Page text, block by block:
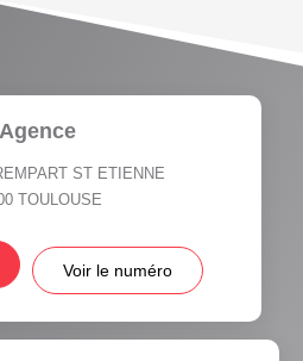
PART DES MÉNAGES SANS
Agence
ST ETIENNE
TOULOUSE
Voir le numéro